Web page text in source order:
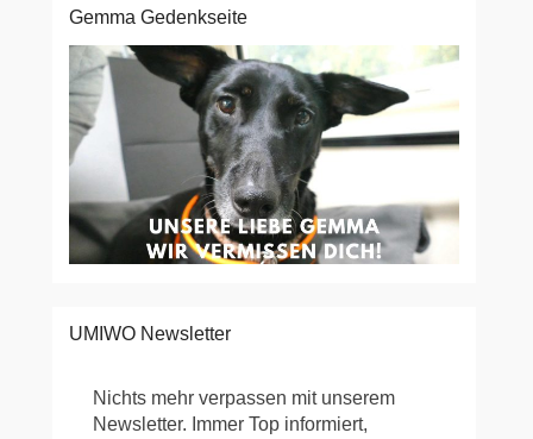
Gemma Gedenkseite
UMIWO Newsletter
Nichts mehr verpassen mit unserem
Newsletter. Immer Top informiert,